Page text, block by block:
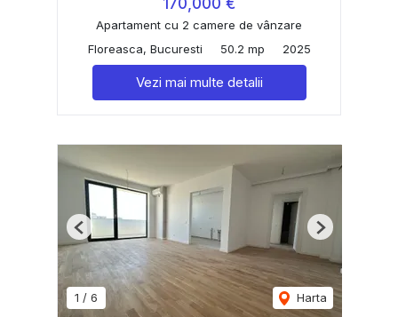
170,000 €
Apartament cu 2 camere de vânzare
Floreasca, Bucuresti
50.2 mp 2025
Vezi mai multe detalii
1 / 6 Harta
Previous Next